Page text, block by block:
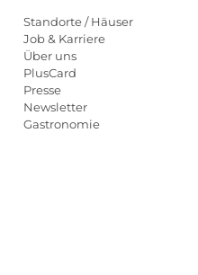
Standorte / Häuser
Job & Karriere
Über uns
PlusCard
Presse
Newsletter
Gastronomie